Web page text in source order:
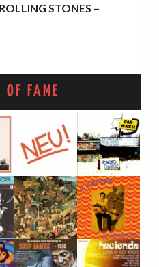
2025STONES –
OF FAME